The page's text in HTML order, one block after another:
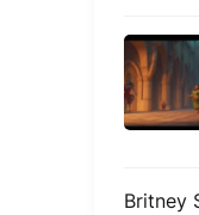
Britney